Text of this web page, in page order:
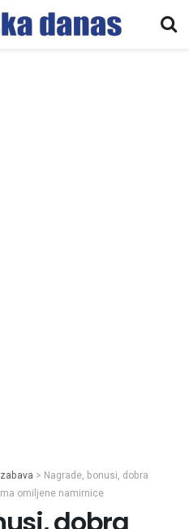
> Nagrade, bonusi, dobra
omiljene namirnice